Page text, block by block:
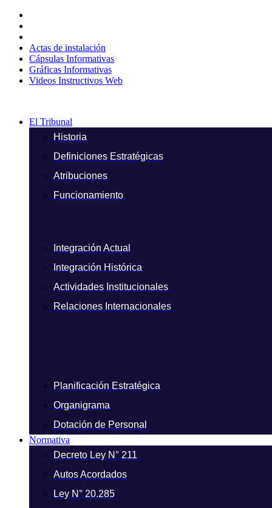
contenido
Actas de instalación
Cápsulas Informativas
Gráficas Informativas
Videos Instructivos Web
El Tribunal
Historia
Definiciones Estratégicas
Atribuciones
Funcionamiento
Integración Actual
Integración Histórica
Actividades Institucionales
Relaciones Internacionales
Planificación Estratégica
Organigrama
Dotación de Personal
Normativa
Decreto Ley N° 211
Autos Acordados
Ley N° 20.285